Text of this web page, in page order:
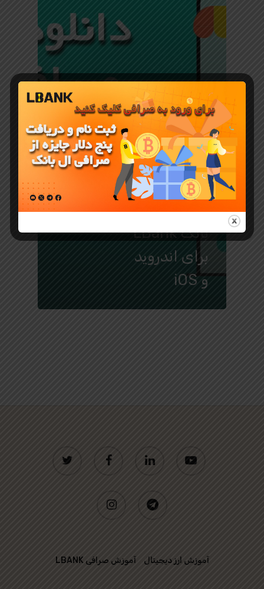
آموزش صرافی LBANK
دانلود
اپلیکیشن
صرافی ال
بانک LBank
برای اندروید
و iOS
facebook linkedin
instagram telegram
آموزش ارز دیجیتال آموزش صرافی LBANK